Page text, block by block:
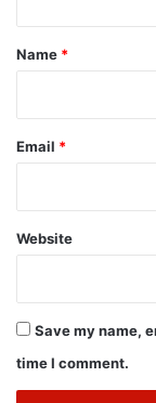
*
Name *
Email *
Website
Save my name,
time I comment.